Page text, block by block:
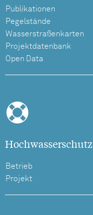
Publikationen
Pegelstände
Wasserstraßenkarten
Projektdatenbank
Open Data
Hochwasserschutz
Betrieb
Projekt